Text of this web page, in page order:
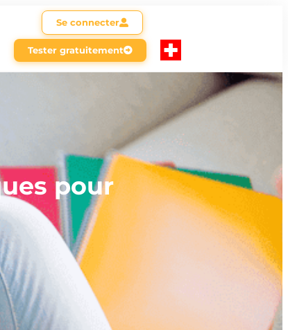
Se connecter
Tester gratuitement
pour